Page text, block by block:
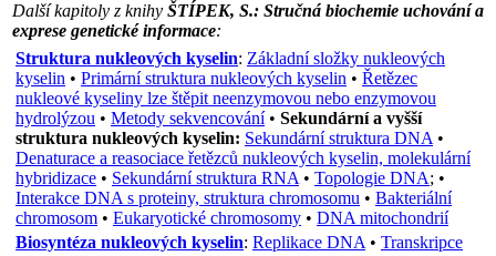
Další kapitoly z knihy ŠTÍPEK, S.: Stručná biochemie uchování a
exprese genetické informace:
Struktura nukleových kyselin: Základní složky nukleových
kyselin • Primární struktura nukleových kyselin • Řetězec
nukleové kyseliny lze štěpit neenzymovou nebo enzymovou
hydrolýzou • Metody sekvencování• Sekundární a vyšší
struktura nukleových kyselin: Sekundární struktura DNA •
Denaturace a reasociace řetězců nukleových kyselin, molekulární
hybridizace • Sekundární struktura RNA • Topologie DNA; •
Interakce DNA s proteiny, struktura chromosomu • Bakteriální
chromosom • Eukaryotické chromosomy • DNA mitochondrií
Biosyntéza nukleových kyselin: Replikace DNA • Transkripce